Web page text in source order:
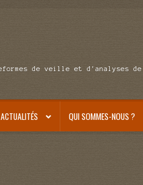
de veille et d'analyses de
ACTUALITÉS QUI SOMMES-NOUS ?